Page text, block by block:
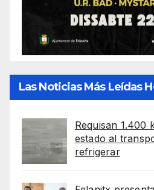
Las Noticias Más Leídas
Requisan 1.400
estado al
refrigerar